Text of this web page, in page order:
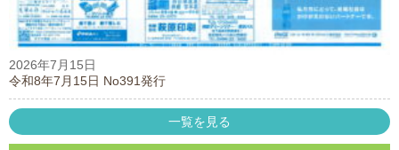
2026年7月15日
令和8年7月15日 No391発行
一覧を見る